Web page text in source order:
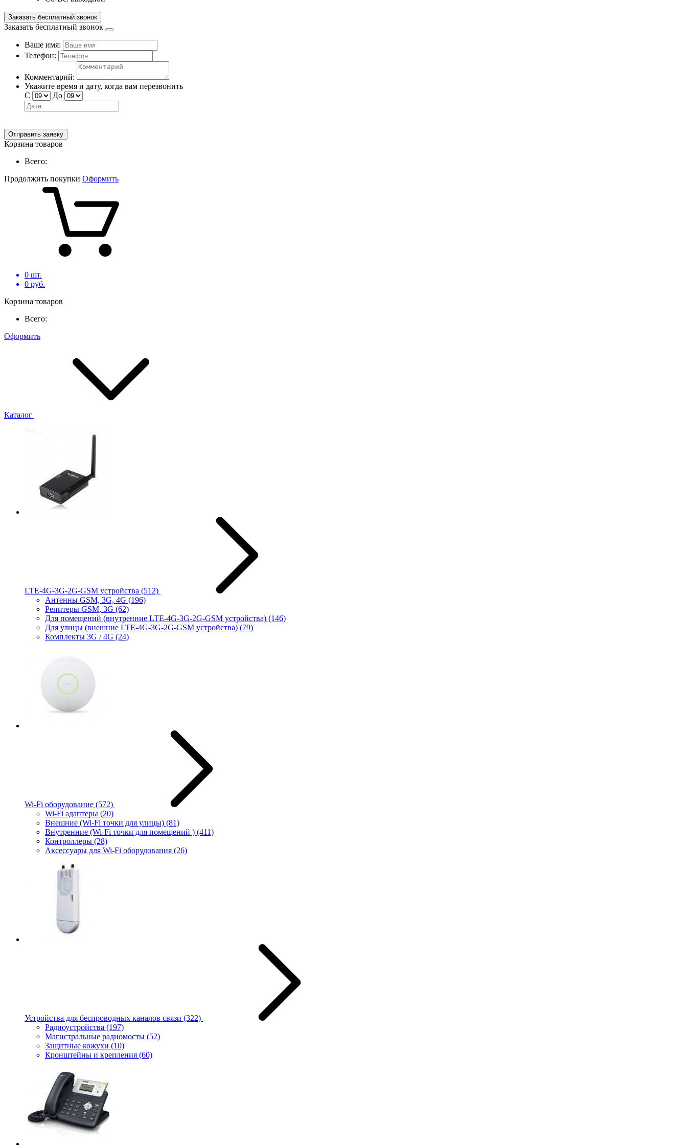
Заказать бесплатный звонок
Заказать бесплатный звонок
Ваше имя:
Телефон:
Комментарий:
Укажите время и дату, когда вам перезвонить
С
До
Отправить заявку
Корзина товаров
Всего:
Продолжить покупки Оформить
0 шт.
0 руб.
Корзина товаров
Всего:
Оформить
Каталог
LTE-4G-3G-2G-GSM устройства (512)
Антенны GSM, 3G, 4G (196)
Репитеры GSM, 3G (62)
Для помещений (внутренние LTE-4G-3G-2G-GSM устройства) (146)
Для улицы (внешние LTE-4G-3G-2G-GSM устройства) (79)
Комплекты 3G / 4G (24)
Wi-Fi оборудование (572)
Wi-Fi адаптеры (20)
Внешние (Wi-Fi точки для улицы) (81)
Внутренние (Wi-Fi точки для помещений ) (411)
Контроллеры (28)
Аксессуары для Wi-Fi оборудования (26)
Устройства для беспроводных каналов связи (322)
Радиоустройства (197)
Магистральные радиомосты (52)
Защитные кожухи (10)
Кронштейны и крепления (60)